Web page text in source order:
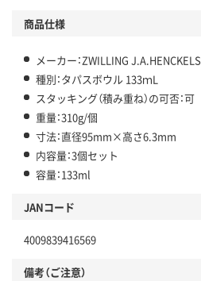
商品仕様
メーカー：ZWILLING J.A.HENCKELS
種別：タパスボウル 133ｍL
スタッキング（積み重ね）の可否：可
重量：310g/個
寸法：直径95mm×高さ6.3mm
内容量：3個セット
容量：133ml
JANコード
4009839416569
備考（ご注意）